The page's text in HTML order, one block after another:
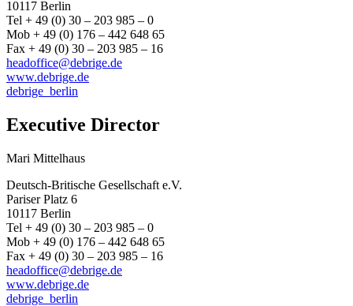
10117 Berlin
Tel + 49 (0) 30 – 203 985 – 0
Mob + 49 (0) 176 – 442 648 65
Fax + 49 (0) 30 – 203 985 – 16
headoffice@debrige.de
www.debrige.de
debrige_berlin
Executive Director
Mari Mittelhaus
Deutsch-Britische Gesellschaft e.V.
Pariser Platz 6
10117 Berlin
Tel + 49 (0) 30 – 203 985 – 0
Mob + 49 (0) 176 – 442 648 65
Fax + 49 (0) 30 – 203 985 – 16
headoffice@debrige.de
www.debrige.de
debrige_berlin